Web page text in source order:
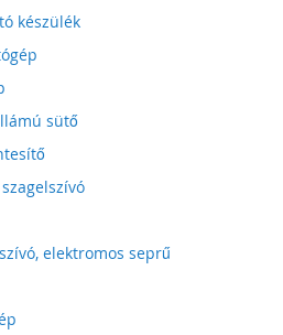
készülék
sütő
elektromos seprű